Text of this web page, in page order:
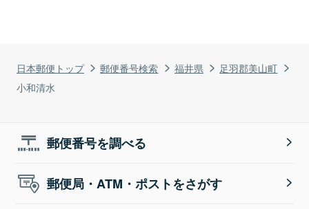
日本郵便トップ 郵便番号検索 福井県
足羽郡美山町
小和清水
郵便番号を調べる
郵便局・ATM・ポストをさがす